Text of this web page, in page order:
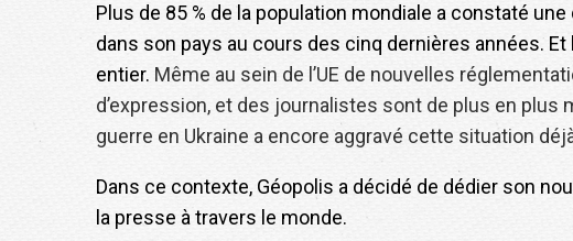
Plus de 85 % de la population mondiale a constaté
dans son pays au cours des cinq dernières années.
entier. Même au sein de l’UE de nouvelles
d’expression, et des journalistes sont de plus en
guerre en Ukraine a encore aggravé cette situation
Dans ce contexte, Géopolis a décidé de dédier son
la presse à travers le monde.